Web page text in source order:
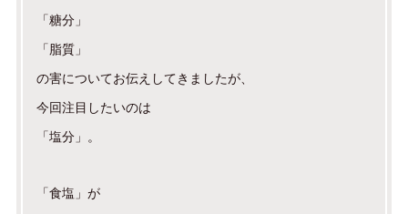
「糖分」
「脂質」
の害についてお伝えしてきましたが、
今回注目したいのは
「塩分」。
「食塩」が